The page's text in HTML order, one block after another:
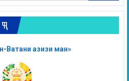
Ватани азизи ман»